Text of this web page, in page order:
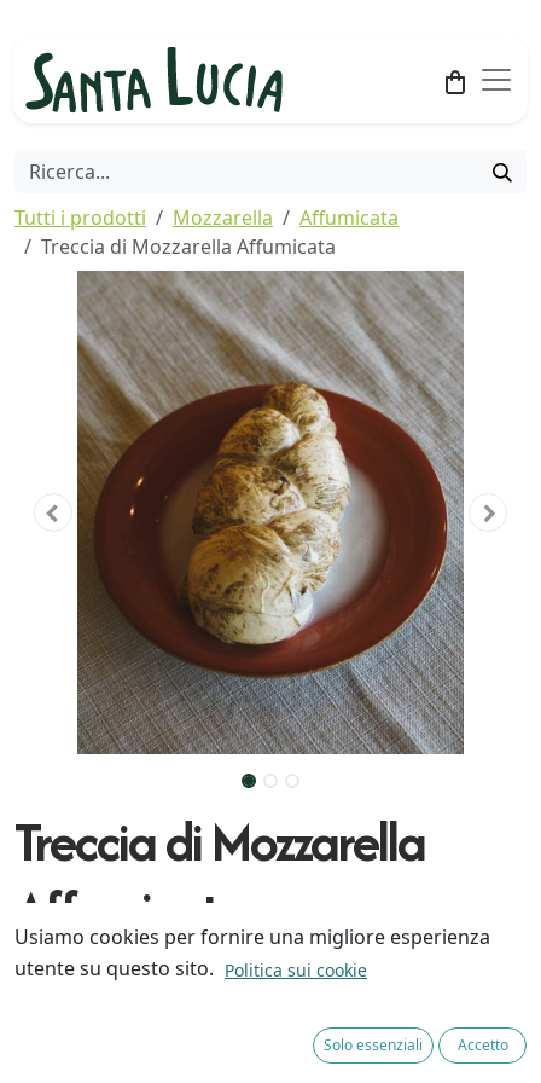
Tutti i prodotti Mozzarella
Affumicata
Treccia di Mozzarella Affumicata
Treccia di Mozzarella
Affumicata
Si tratta di un formaggio da tavola a pasta filata
Di colore ambrato presenta una superficie liscia e
Usiamo cookies per fornire una migliore esperienza
utente su questo sito. Politica sui cookie
Solo essenziali Accetto